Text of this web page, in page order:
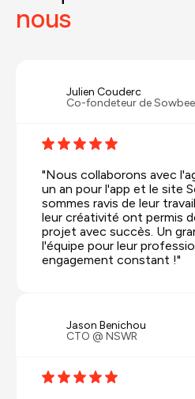
nous
Julien Couderc
Co-fondeteur de
"Nous collaborons avec
un an pour l'app et le site
sommes ravis de leur
leur créativité ont permis
projet avec succès. Un
l'équipe pour leur
engagement constant !"
Jason Benichou
CTO @ NSWR